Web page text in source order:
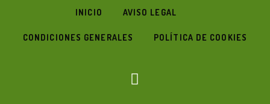
INICIO AVISO LEGAL
CONDICIONES GENERALES POLÍTICA DE COOKIES